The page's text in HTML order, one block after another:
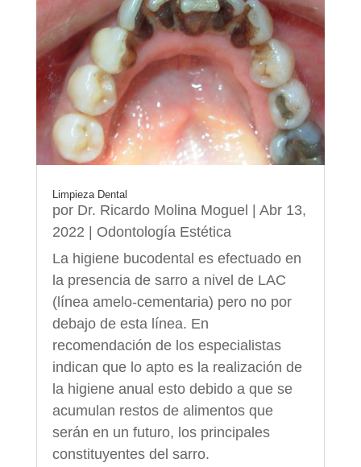
Limpieza Dental
por Dr. Ricardo Molina Moguel | Abr 13,
2022 | Odontología Estética
La higiene bucodental es efectuado en
la presencia de sarro a nivel de LAC
(línea amelo-cementaria) pero no por
debajo de esta línea. En
recomendación de los especialistas
indican que lo apto es la realización de
la higiene anual esto debido a que se
acumulan restos de alimentos que
serán en un futuro, los principales
constituyentes del sarro.